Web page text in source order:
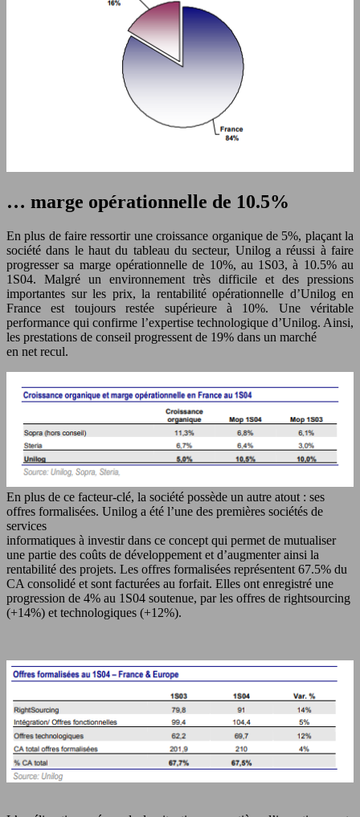
… marge opérationnelle de 10.5%
En plus de faire ressortir une croissance organique de 5%, plaçant la
société dans le haut du tableau du secteur, Unilog a réussi à faire
progresser sa marge opérationnelle de 10%, au 1S03, à 10.5% au
1S04. Malgré un environnement très difficile et des pressions
importantes sur les prix, la rentabilité opérationnelle d’Unilog en
France est toujours restée supérieure à 10%. Une véritable
performance qui confirme l’expertise technologique d’Unilog. Ainsi,
les prestations de conseil progressent de 19% dans un marché
en net recul.
En plus de ce facteur-clé, la société possède un autre atout : ses
offres formalisées. Unilog a été l’une des premières sociétés de
services
informatiques à investir dans ce concept qui permet de mutualiser
une partie des coûts de développement et d’augmenter ainsi la
rentabilité des projets. Les offres formalisées représentent 67.5% du
CA consolidé et sont facturées au forfait. Elles ont enregistré une
progression de 4% au 1S04 soutenue, par les offres de rightsourcing
(+14%) et technologiques (+12%).